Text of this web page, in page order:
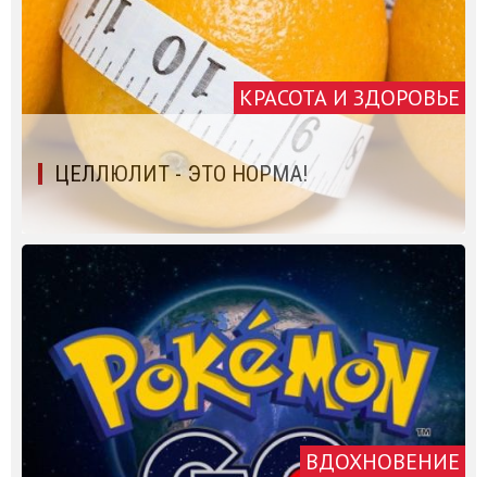
КРАСОТА И ЗДОРОВЬЕ
ЦЕЛЛЮЛИТ - ЭТО НОРМА!
ВДОХНОВЕНИЕ